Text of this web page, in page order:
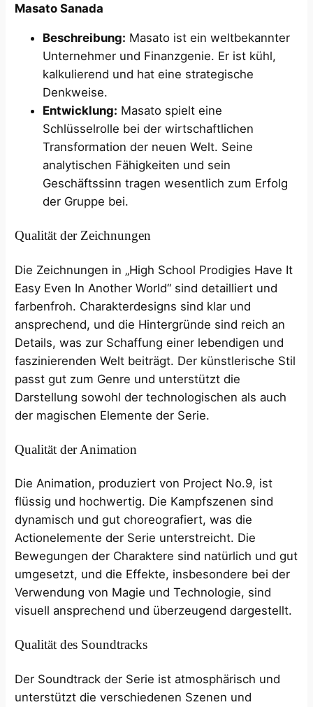
Masato Sanada
Beschreibung: Masato ist ein weltbekannter
Unternehmer und Finanzgenie. Er ist kühl,
kalkulierend und hat eine strategische
Denkweise.
Entwicklung: Masato spielt eine
Schlüsselrolle bei der wirtschaftlichen
Transformation der neuen Welt. Seine
analytischen Fähigkeiten und sein
Geschäftssinn tragen wesentlich zum Erfolg
der Gruppe bei.
Qualität der Zeichnungen
Die Zeichnungen in „High School Prodigies Have It
Easy Even In Another World“ sind detailliert und
farbenfroh. Charakterdesigns sind klar und
ansprechend, und die Hintergründe sind reich an
Details, was zur Schaffung einer lebendigen und
faszinierenden Welt beiträgt. Der künstlerische Stil
passt gut zum Genre und unterstützt die
Darstellung sowohl der technologischen als auch
der magischen Elemente der Serie.
Qualität der Animation
Die Animation, produziert von Project No.9, ist
flüssig und hochwertig. Die Kampfszenen sind
dynamisch und gut choreografiert, was die
Actionelemente der Serie unterstreicht. Die
Bewegungen der Charaktere sind natürlich und gut
umgesetzt, und die Effekte, insbesondere bei der
Verwendung von Magie und Technologie, sind
visuell ansprechend und überzeugend dargestellt.
Qualität des Soundtracks
Der Soundtrack der Serie ist atmosphärisch und
unterstützt die verschiedenen Szenen und